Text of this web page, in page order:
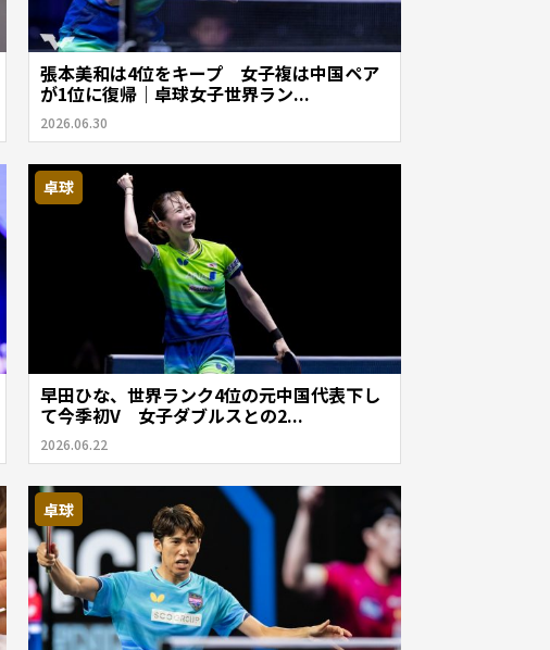
張本美和は4位をキープ 女子複は中国ペア
が1位に復帰｜卓球女子世界ラン...
2026.06.30
卓球
早田ひな、世界ランク4位の元中国代表下し
て今季初V 女子ダブルスとの2...
2026.06.22
卓球